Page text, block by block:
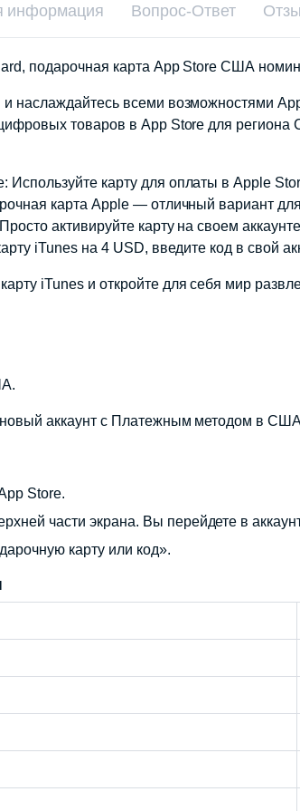
информация Вопрос-Ответ
подарочная карта App Store США
наслаждайтесь всеми возможностями
товаров в App Store для
Используйте карту для оплаты в Apple
карта Apple — отличный вариант
активируйте карту на своем
iTunes на 4 USD, введите код в свой
iTunes и откройте для себя мир
аккаунт с Платежным методом в
Store.
части экрана. Вы перейдете в
карту или код».